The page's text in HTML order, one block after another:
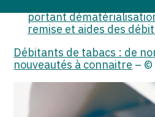
portant
remise et aides des
Débitants de tabacs : de
nouveautés à connaitre – ©